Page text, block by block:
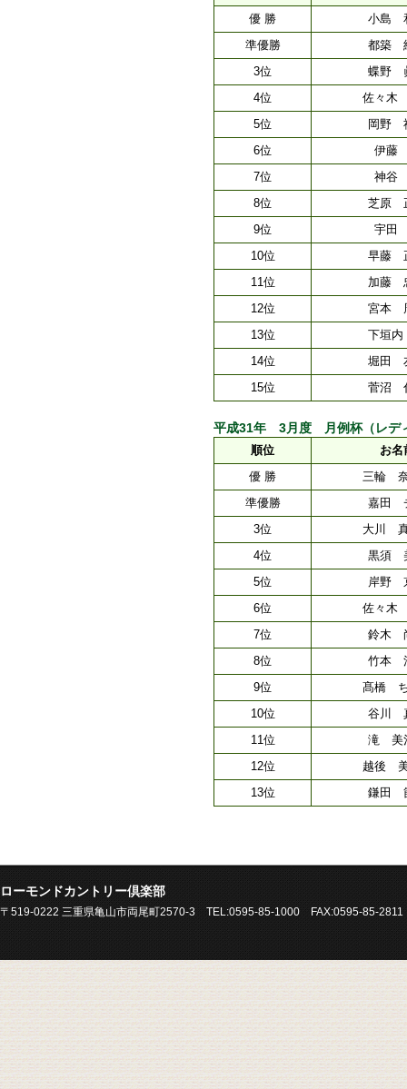
優 勝
小島
準優勝
都築
3位
蝶野
4位
佐々木
5位
岡野
6位
伊藤
7位
神谷
8位
芝原
9位
宇田
10位
早藤
11位
加藤
12位
宮本
13位
下垣
14位
堀田
15位
菅沼
平成31年 3月度 月例杯（レデ
順位
お名
優 勝
三輪
準優勝
嘉田
3位
大川
4位
黒須
5位
岸野
6位
佐々木
7位
鈴木
8位
竹本
9位
髙橋
10位
谷川
11位
滝 美
12位
越後
13位
鎌田
ローモンドカントリー倶楽部
〒519-0222 三重県亀山市両尾町2570-3 TEL:0595-85-1000 FAX:0595-85-2811